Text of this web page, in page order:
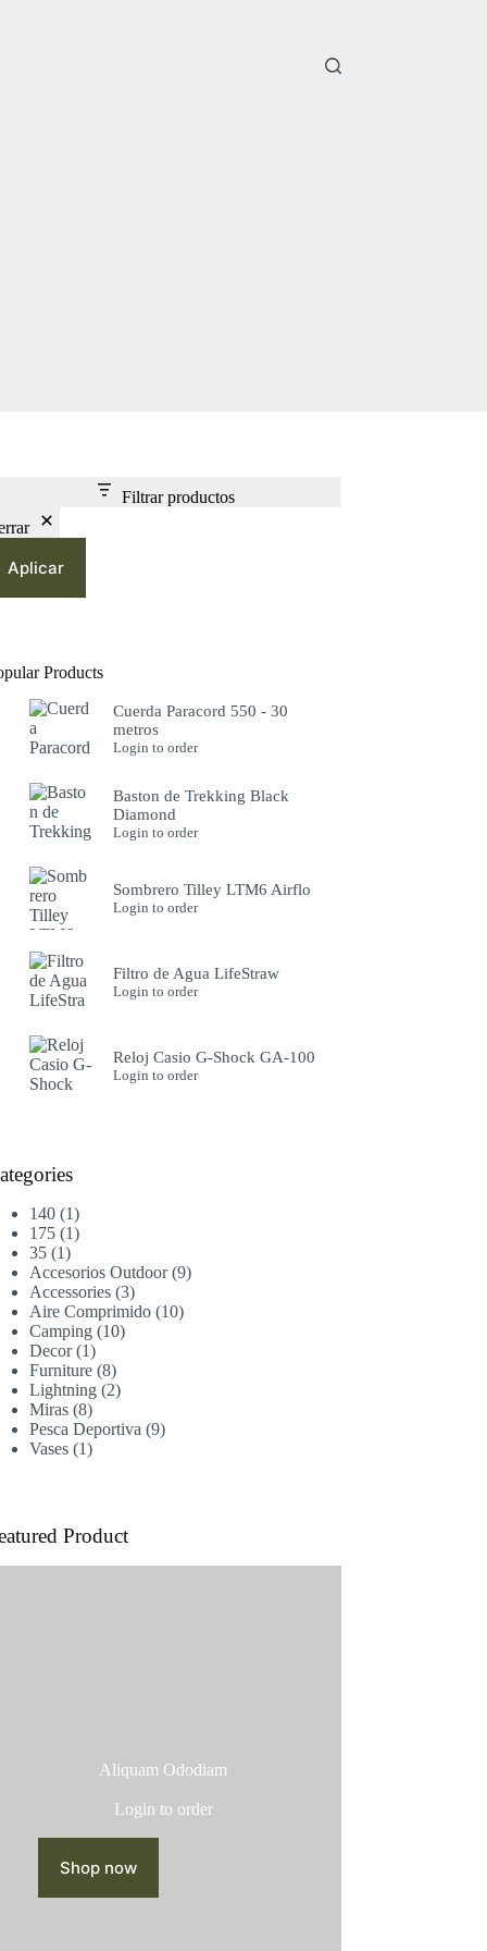
Filtrar productos
Aplicar
Products
Cuerda Paracord 550 - 30
metros
Login to order
Baston de Trekking Black
Diamond
Login to order
Sombrero Tilley LTM6 Airflo
Login to order
Filtro de Agua LifeStraw
Login to order
Reloj Casio G-Shock GA-100
Login to order
140 11
producto
175 11
35 11
producto
Accesorios Outdoor 99
Accessories 33
productos
Aire Comprimido 1010
Camping 1010
Decor 11
producto
Furniture 88
productos
Lightning 22
Miras 88
productos
Pesca Deportiva 99
Vases 11
Product
Aliquam Ododiam
Login to order
Shop now